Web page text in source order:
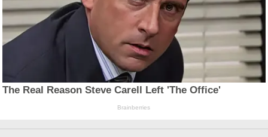
The Real Reason Steve Carell Left 'The Office'
Brainberries